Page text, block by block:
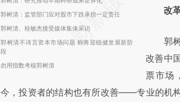
郭树清：监管部门应对股市下跌承担一定责任
郭树清、桂敏杰接受媒体集体采访
郭树清不讳言资本市场问题 称将迎稳健发展新阶
段
勿用指数考核郭树清
对和校
改
郭树
改善中
票市场
今，投资者的结构也有所改善——专业的机